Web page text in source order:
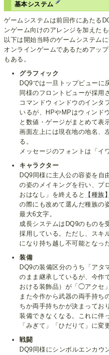
基本システム
ゲームシステムは前回作にあたる
ンゲーム向けのアレンジを加えたも
以下は開始当時のゲームシステム
オンラインゲームであるためアッ
もある。
グラフィック
DQ9では一旦トップビューに
同様のフロントビューが採用
コマンドウィンドウのインタ
いるが、HPやMPはウィンド
と数値・ゲージがまとめて表
画面左上には現在地の地名、
る。
メッセージのフォントは「イ
キャラクター
DQ9同様に主人公の容姿を自
の姿のメイキングを行い、プ
おはなし」を終えると
【種族】
の際にも改めて選んだ種族の
最大6文字。
成長システムはDQ9のものを
採用している。ただし、スキ
になり持ち越し不可能となった
装備
DQ9の装備区分のうち「アタ
のまま継承しているが、今作
おける装飾品）が「◯アクセ
また今作から武器の両手持ち
ちか両手持ちかが決まってお
装備できなくなる。これに伴
「みぎて」「ひだりて」に変
戦闘
DQ9同様にシンボルエンカウ